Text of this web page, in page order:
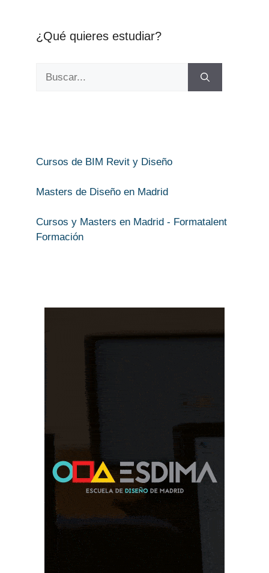
¿Qué quieres estudiar?
Cursos de BIM Revit y Diseño
Masters de Diseño en Madrid
Cursos y Masters en Madrid - Formatalent
Formación